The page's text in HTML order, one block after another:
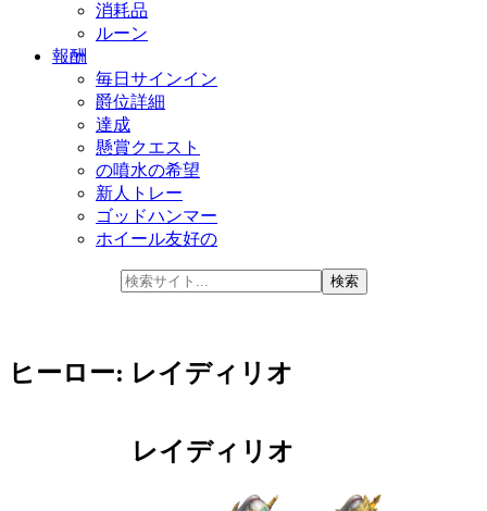
消耗品
ルーン
報酬
毎日サインイン
爵位詳細
達成
懸賞クエスト
の噴水の希望
新人トレー
ゴッドハンマー
ホイール友好の
ヒーロー: レイディリオ
レイディリオ